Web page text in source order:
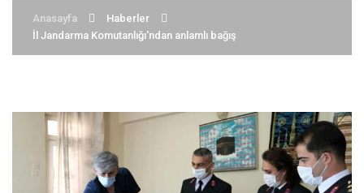
Anasayfa
Haberler
İl Jandarma Komutanlığı'ndan anlamlı bağış